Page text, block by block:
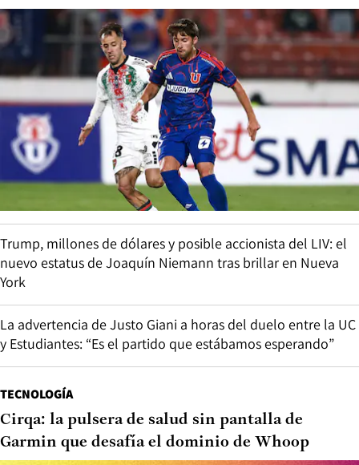
Trump, millones de dólares y posible accionista del LIV: el
nuevo estatus de Joaquín Niemann tras brillar en Nueva
York
La advertencia de Justo Giani a horas del duelo entre la UC
y Estudiantes: “Es el partido que estábamos esperando”
TECNOLOGÍA
Cirqa: la pulsera de salud sin pantalla de
Garmin que desafía el dominio de Whoop